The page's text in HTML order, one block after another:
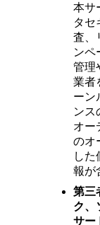
本サ
タセ
査、
ンペ
管理
業者
ーン
ンス
オー
のオ
した
報が
第三
ク、
サー